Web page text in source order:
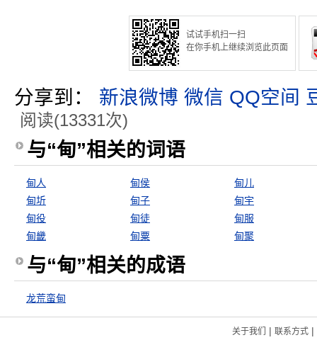
试试手机扫一扫
在你手机上继续浏览此页面
分享到： 新浪微博 微信 QQ空间
阅读(13331次)
与“甸”相关的词语
甸人 甸侯
甸儿
甸圻
甸子
甸宇
甸役
甸徒
甸服
甸畿
甸粟 甸聚
与“甸”相关的成语
龙荒蛮甸
关于我们 | 联系方式|